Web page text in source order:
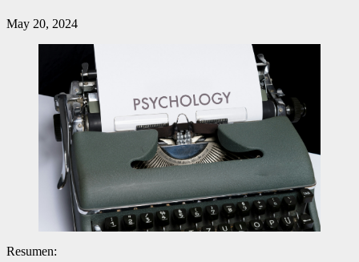
May 20, 2024
Resumen: